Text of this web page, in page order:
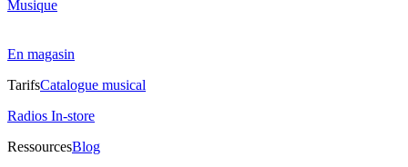
Musique
En magasin
TarifsCatalogue musical
Radios In-store
RessourcesBlog